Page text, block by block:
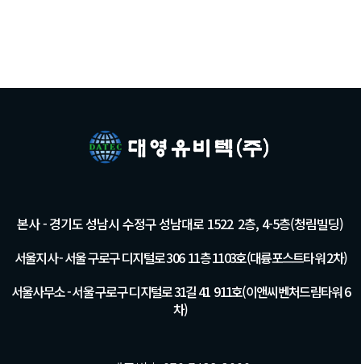
본사 - 경기도 성남시 수정구 성남대로 1522 2층, 4-5층(청림빌딩)
서울지사 - 서울 구로구 디지털로 306 11층 1103호(대륭포스트타워 2차)
서울사무소 - 서울 구로구 디지털로 31길 41 911호(이앤씨벤처드림타워 6
차)